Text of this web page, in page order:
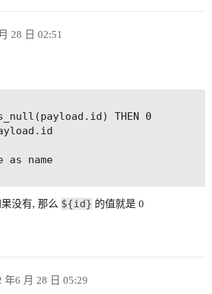
28 日 02:51
THEN 0
as name
没有, 那么 ${id} 的值就是 0
年6 月 28 日 05:29